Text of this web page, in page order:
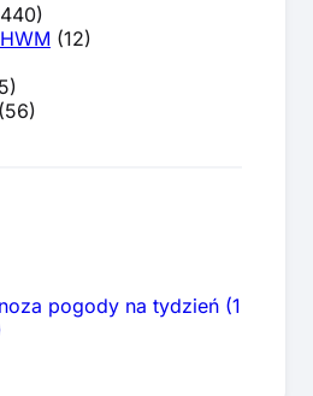
(12)
(56)
pogody na tydzień (1